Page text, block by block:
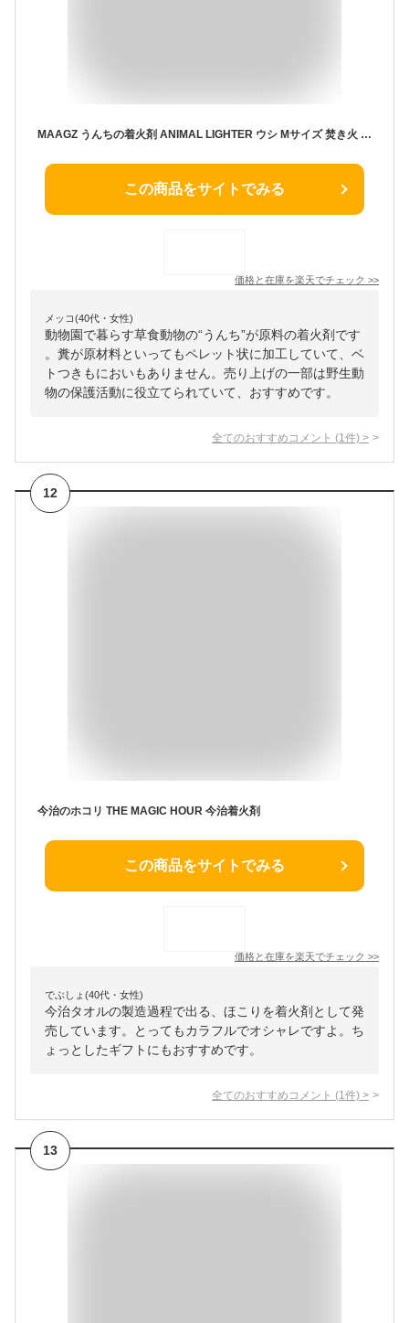
MAAGZ うんちの着火剤 ANIMAL LIGHTER ウシ Mサイズ 焚き火 キャンプ
この商品をサイトでみる
価格と在庫を楽天でチェック >>
メッコ(40代・女性)
動物園で暮らす草食動物の“うんち”が原料の着火剤です
。糞が原材料といってもペレット状に加工していて、ベ
トつきもにおいもありません。売り上げの一部は野生動
物の保護活動に役立てられていて、おすすめです。
全てのおすすめコメント (1 件) >
12
今治のホコリ THE MAGIC HOUR 今治着火剤
この商品をサイトでみる
価格と在庫を楽天でチェック >>
でぶしょ(40代・女性)
今治タオルの製造過程で出る、ほこりを着火剤として発
売しています。とってもカラフルでオシャレですよ。ち
ょっとしたギフトにもおすすめです。
全てのおすすめコメント (1 件) >
13